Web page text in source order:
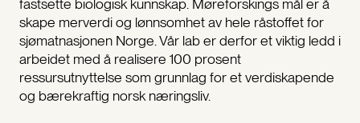
fastsette biologisk kunnskap. Møreforskings mål er å
skape merverdi og lønnsomhet av hele råstoffet for
sjømatnasjonen Norge. Vår lab er derfor et viktig ledd i
arbeidet med å realisere 100 prosent
ressursutnyttelse som grunnlag for et verdiskapende
og bærekraftig norsk næringsliv.